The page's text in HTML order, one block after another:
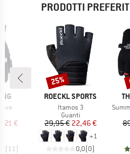
PRODOTTI
ridotto
€
( 11)
MARCHIO
ROECKL SPORTS
Articolo
Itamos 3
Gruppo di prodotti
Guanti
Prezzo
29,95 €Prezzo ridotto
22,46 €
+1
0,0(0)
Sconto
25%
Summit